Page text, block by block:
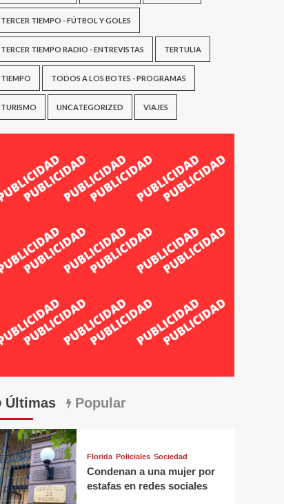
TERCER TIEMPO - FÚTBOL Y GOLES
TERCER TIEMPO RADIO - ENTREVISTAS TERTULIA
TIEMPO TODOS A LOS BOTES - PROGRAMAS
TURISMO UNCATEGORIZED VIAJES
Últimas Popular
Florida Policiales Sociedad
Condenan a una mujer por
estafas en redes sociales